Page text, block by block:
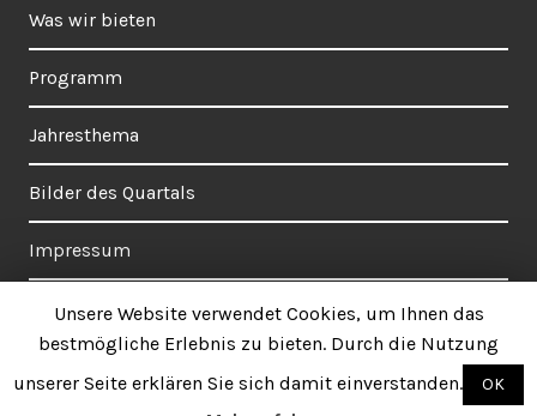
Was wir bieten
Programm
Jahresthema
Bilder des Quartals
Impressum
Datenschutzerklärung
Stolz präsentiert von WordPress Theme: Orvis von Automattic.
Unsere Website verwendet Cookies, um Ihnen das
bestmögliche Erlebnis zu bieten. Durch die Nutzung
unserer Seite erklären Sie sich damit einverstanden.
OK